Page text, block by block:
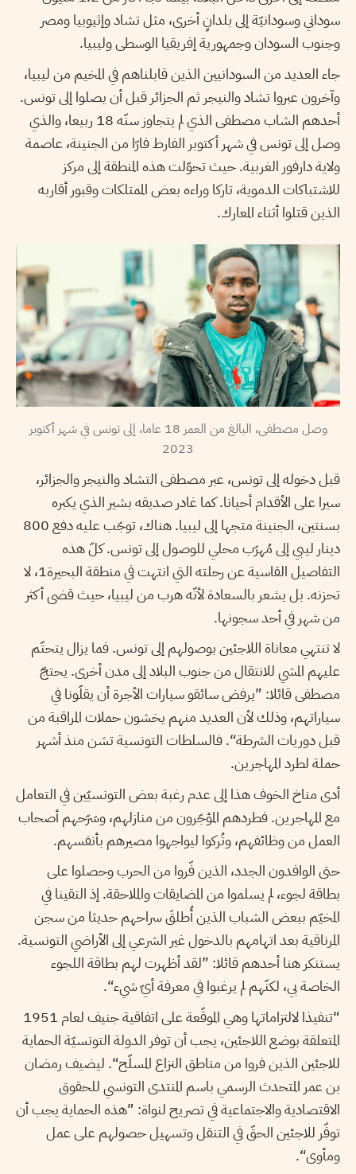
سوداني وسودانيّة إلى بلدانٍ أخرى، مثل تشاد وإثيوبيا ومصر
وجنوب السودان وجمهورية إفريقيا الوسطى وليبيا.
جاء العديد من السودانيين الذين قابلناهم في المخيم من ليبيا،
وآخرون عبروا تشاد والنيجر ثم الجزائر قبل أن يصلوا إلى تونس.
أحدهم الشاب مصطفى الذي لم يتجاوز سنّه 18 ربيعا، والذي
وصل إلى تونس في شهر أكتوبر الفارط فارّا من الجنينة، عاصمة
ولاية دارفور الغربية. حيث تحوّلت هذه المنطقة إلى مركز
للاشتباكات الدموية، تاركا وراءه بعض الممتلكات وقبور أقاربه
الذين قتلوا أثناء المعارك.
وصل مصطفى، البالغ من العمر 18 عاما، إلى تونس في شهر أكتوبر
2023
قبل دخوله إلى تونس، عبر مصطفى التشاد والنيجر والجزائر،
سيرا على الأقدام أحيانا. كما غادر صديقه بشير الذي يكبره
بسنتين، الجنينة متجها إلى ليبيا. هناك، توجّب عليه دفع 800
دينار ليبي إلى مُهرّب محلي للوصول إلى تونس. كلّ هذه
التفاصيل القاسية عن رحلته التي انتهت في منطقة البحيرة1، لا
تحزنه. بل يشعر بالسعادة لأنّه هرب من ليبيا، حيث قضى أكثر
من شهر في أحد سجونها.
لا تنتهي معاناة اللاجئين بوصولهم إلى تونس. فما يزال يتحتّم
عليهم المشي للانتقال من جنوب البلاد إلى مدن أخرى. يحتجّ
مصطفى قائلا: ”يرفض سائقو سيارات الأجرة أن يقلّونا في
سياراتهم، وذلك لأن العديد منهم يخشون حملات المراقبة من
قبل دوريات الشرطة“. فالسلطات التونسية تشن منذ أشهر
حملة لطرد المهاجرين.
أدى مناخ الخوف هذا إلى عدم رغبة بعض التونسيّين في التعامل
مع المهاجرين. فطردهم المؤجّرون من منازلهم، وسَرّحهم أصحاب
العمل من وظائفهم، وتُركوا ليواجهوا مصيرهم بأنفسهم.
حتى الوافدون الجدد، الذين فّروا من الحرب وحصلوا على
بطاقة لجوء، لم يسلموا من المضايقات والملاحقة. إذ التقينا في
المخيّم ببعض الشباب الذين أُطلقَ سراحهم حديثا من سجن
المرناقية بعد اتهامهم بالدخول غير الشرعي إلى الأراضي التونسية.
يستنكر هنا أحدهم قائلا: ”لقد أظهرت لهم بطاقة اللجوء
الخاصة بي، لكنّهم لم يرغبوا في معرفة أيّ شيء“.
“تنفيذا لالتزاماتها وهي الموقّعة على اتفاقية جنيف لعام 1951
المتعلقة بوضع اللاجئين، يجب أن توفر الدولة التونسيّة الحماية
للاجئين الذين فروا من مناطق النزاع المسلّح“. ليضيف رمضان
بن عمر المتحدث الرسمي باسم المنتدى التونسي للحقوق
الاقتصادية والاجتماعية في تصريح لنواة: ”هذه الحماية يجب أن
توفّر للاجئين الحقّ في التنقل وتسهيل حصولهم على عمل
ومأوى“.